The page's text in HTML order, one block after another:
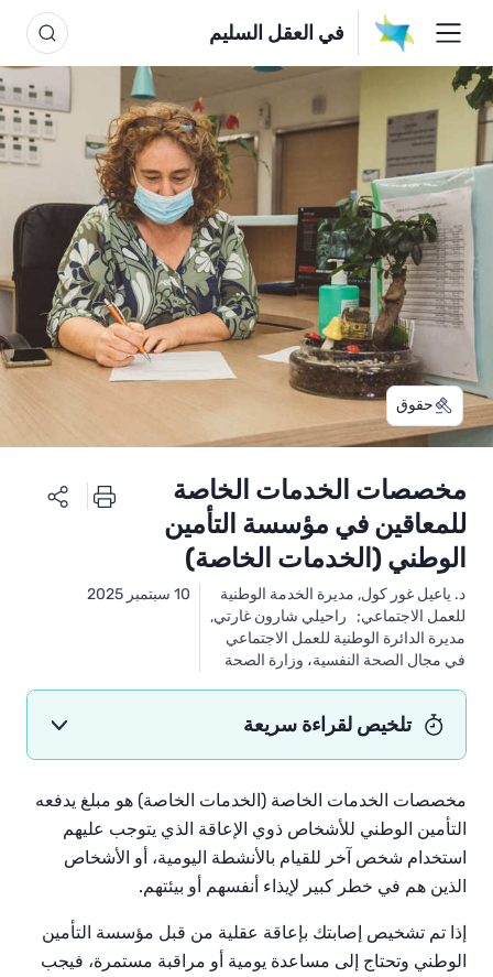
في العقل السليم
حقوق
مخصصات الخدمات الخاصة
للمعاقين في مؤسسة التأمين
الوطني (الخدمات الخاصة)
د. ياعيل غور كول, مديرة الخدمة الوطنية
للعمل الاجتماعي; راحيلي شارون غارتي,
مديرة الدائرة الوطنية للعمل الاجتماعي
في مجال الصحة النفسية، وزارة الصحة
10 سبتمبر 2025
تلخيص لقراءة سريعة
مخصصات الخدمات الخاصة (الخدمات الخاصة) هو مبلغ يدفعه
التأمين الوطني للأشخاص ذوي الإعاقة الذي يتوجب عليهم
استخدام شخص آخر للقيام بالأنشطة اليومية، أو الأشخاص
الذين هم في خطر كبير لإيذاء أنفسهم أو بيئتهم.
إذا تم تشخيص إصابتك بإعاقة عقلية من قبل مؤسسة التأمين
الوطني وتحتاج إلى مساعدة يومية أو مراقبة مستمرة، فيجب